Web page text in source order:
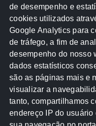
Acontece na Rede
Atricon Audicom
CREA-MT Eventos
MPF Notícias
Receita Federal
TCE-MT TCU
de desempenho e
cookies utilizados
Google Analytics para
de tráfego, a fim de
desempenho do nosso
dados estatísticos
são as páginas mais e
visualizar a
tanto, compartilhamos
endereço IP do